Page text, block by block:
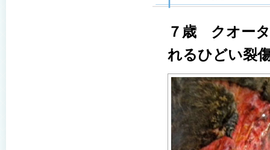
７歳 クオー
れるひどい裂